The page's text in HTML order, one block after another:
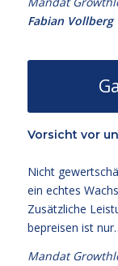
Fabian Vollberg
Vorsicht vor
Nicht
ein echtes
Zusätzliche
bepreisen ist
Mandat